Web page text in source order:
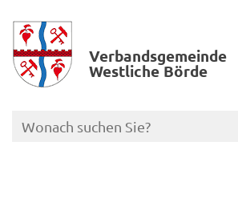
Verbands­gemeinde
Westliche Börde